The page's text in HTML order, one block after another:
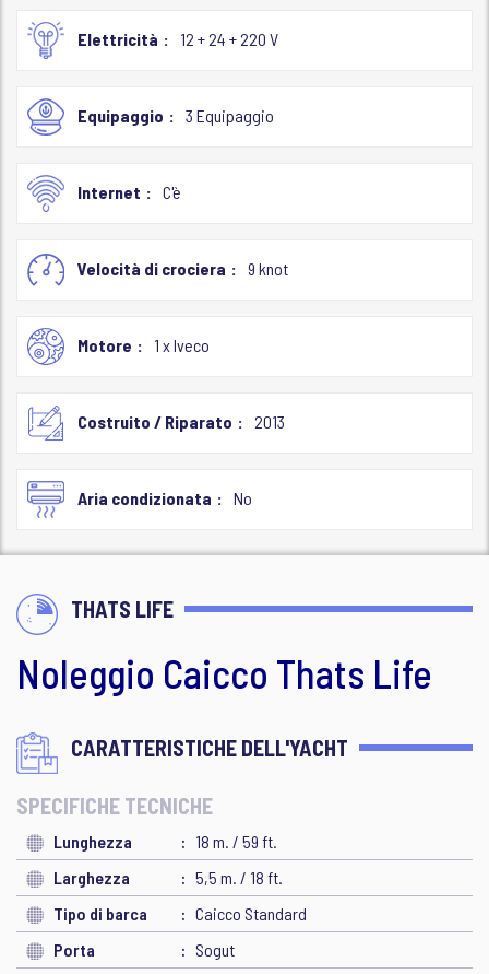
Elettricità 12 + 24 + 220 V
Equipaggio 3 Equipaggio
Internet C'è
Velocità di crociera 9 knot
Motore 1 x Iveco
Costruito / Riparato 2013
Aria condizionata No
THATS LIFE
Noleggio Caicco Thats Life
CARATTERISTICHE DELL'YACHT
SPECIFICHE TECNICHE
Lunghezza
18 m. / 59 ft.
Larghezza
5,5 m. / 18 ft.
Tipo di barca
Caicco Standard
Porta
Sogut